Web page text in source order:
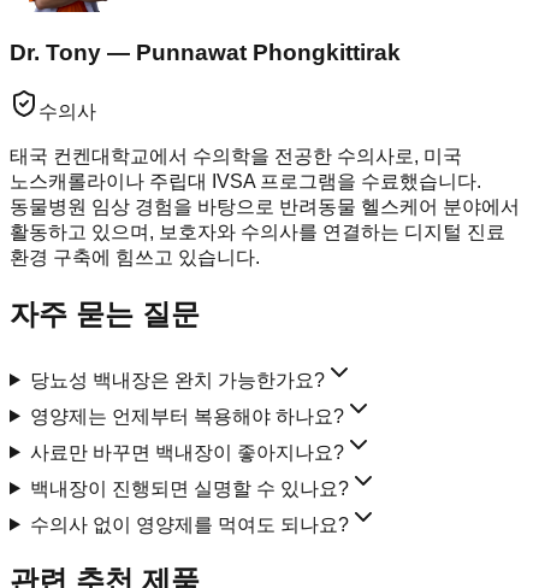
Dr. Tony — Punnawat Phongkittirak
수의사
태국 컨켄대학교에서 수의학을 전공한 수의사로, 미국
노스캐롤라이나 주립대 IVSA 프로그램을 수료했습니다.
동물병원 임상 경험을 바탕으로 반려동물 헬스케어 분야에서
활동하고 있으며, 보호자와 수의사를 연결하는 디지털 진료
환경 구축에 힘쓰고 있습니다.
자주 묻는 질문
당뇨성 백내장은 완치 가능한가요?
영양제는 언제부터 복용해야 하나요?
사료만 바꾸면 백내장이 좋아지나요?
백내장이 진행되면 실명할 수 있나요?
수의사 없이 영양제를 먹여도 되나요?
관련 추천 제품